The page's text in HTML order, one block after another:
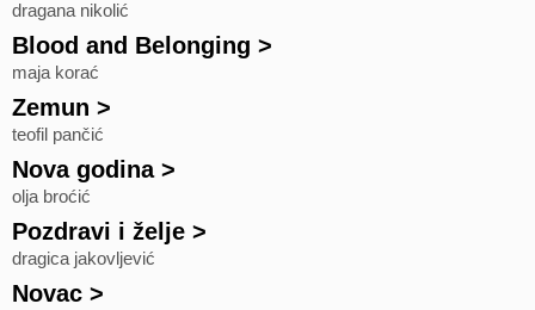
dragana nikolić
Blood and Belonging >
maja korać
Zemun >
teofil pančić
Nova godina>
olja broćić
Pozdravi i želje >
dragica jakovljević
Novac >